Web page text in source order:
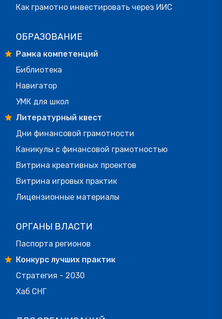
Как грамотно инвестировать через ИИС
ОБРАЗОВАНИЕ
Рамка компетенций
Библиотека
Навигатор
УМК для школ
Литературный квест
Дни финансовой грамотности
Каникулы с финансовой грамотностью
Витрина креативных проектов
Витрина игровых практик
Лицензионные материалы
ОРГАНЫ ВЛАСТИ
Паспорта регионов
Конкурс лучших практик
Стратегия - 2030
Хаб СНГ